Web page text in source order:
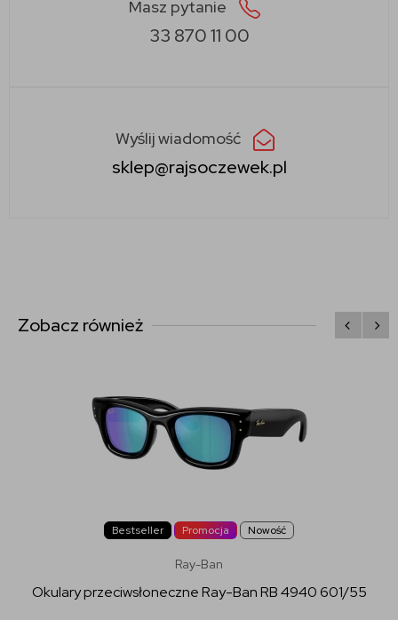
Masz pytanie
33 870 11 00
Wyślij wiadomość
sklep@rajsoczewek.pl
Zobacz również
Bestseller Promocja Nowość
Ray-Ban
Okulary przeciwsłoneczne Ray-Ban RB 4940 601/55